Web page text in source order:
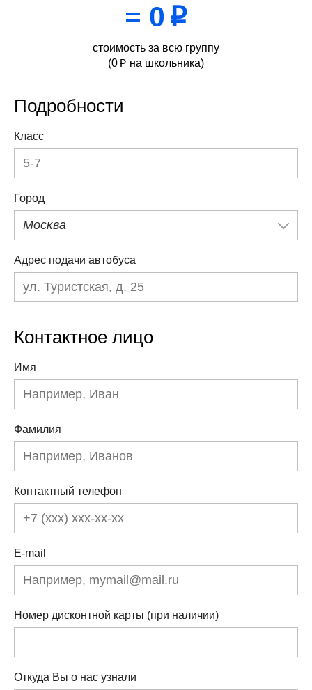
= 0 p
стоимость за всю группу
(0 p на школьника)
Подробности
Класс
Город
Москва
Адрес подачи автобуса
Контактное лицо
Имя
Фамилия
Контактный телефон
E-mail
Номер дисконтной карты (при наличии)
Откуда Вы о нас узнали